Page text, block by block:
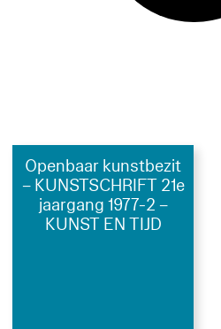
Openbaar kunstbezit
– KUNSTSCHRIFT 21e
jaargang 1977-2 –
KUNST EN TIJD